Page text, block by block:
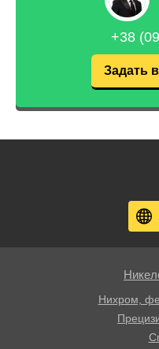
+38
Задать
Нихром,